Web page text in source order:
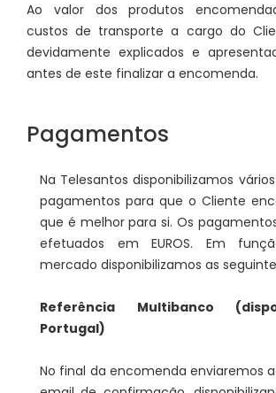
Ao valor dos produtos
custos de transporte a cargo do
devidamente explicados e
antes de este finalizar a encomenda.
Pagamentos
Na Telesantos disponibilizamos
pagamentos para que o Cliente
que é melhor para si. Os
efetuados em EUROS. Em
mercado disponibilizamos as
Referência Multibanco
Portugal)
No final da encomenda enviaremos